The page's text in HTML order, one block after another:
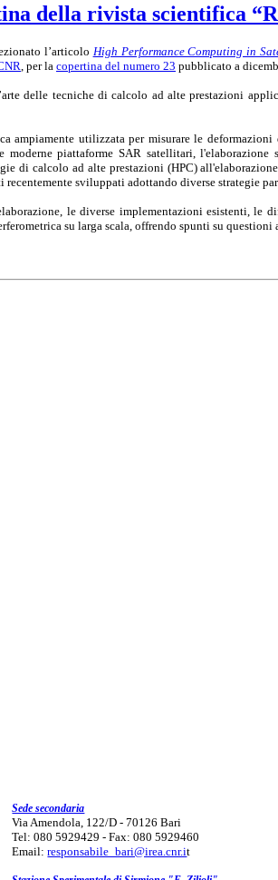
della rivista scientifica
l’articolo High Performance Computing in
, per la copertina del numero 23 pubblicato a
delle tecniche di calcolo ad alte prestazioni
ampiamente utilizzata per misurare le
piattaforme SAR satellitari,
di calcolo ad alte prestazioni (HPC)
sviluppati adottando diverse strategie
le diverse implementazioni esistenti, le
su larga scala, offrendo spunti su questioni
Sede secondaria
Via Amendola, 122/D - 70126 Bari
Tel: 080 5929429 - Fax: 080 5929460
Email:responsabile_bari@irea.cnr.it